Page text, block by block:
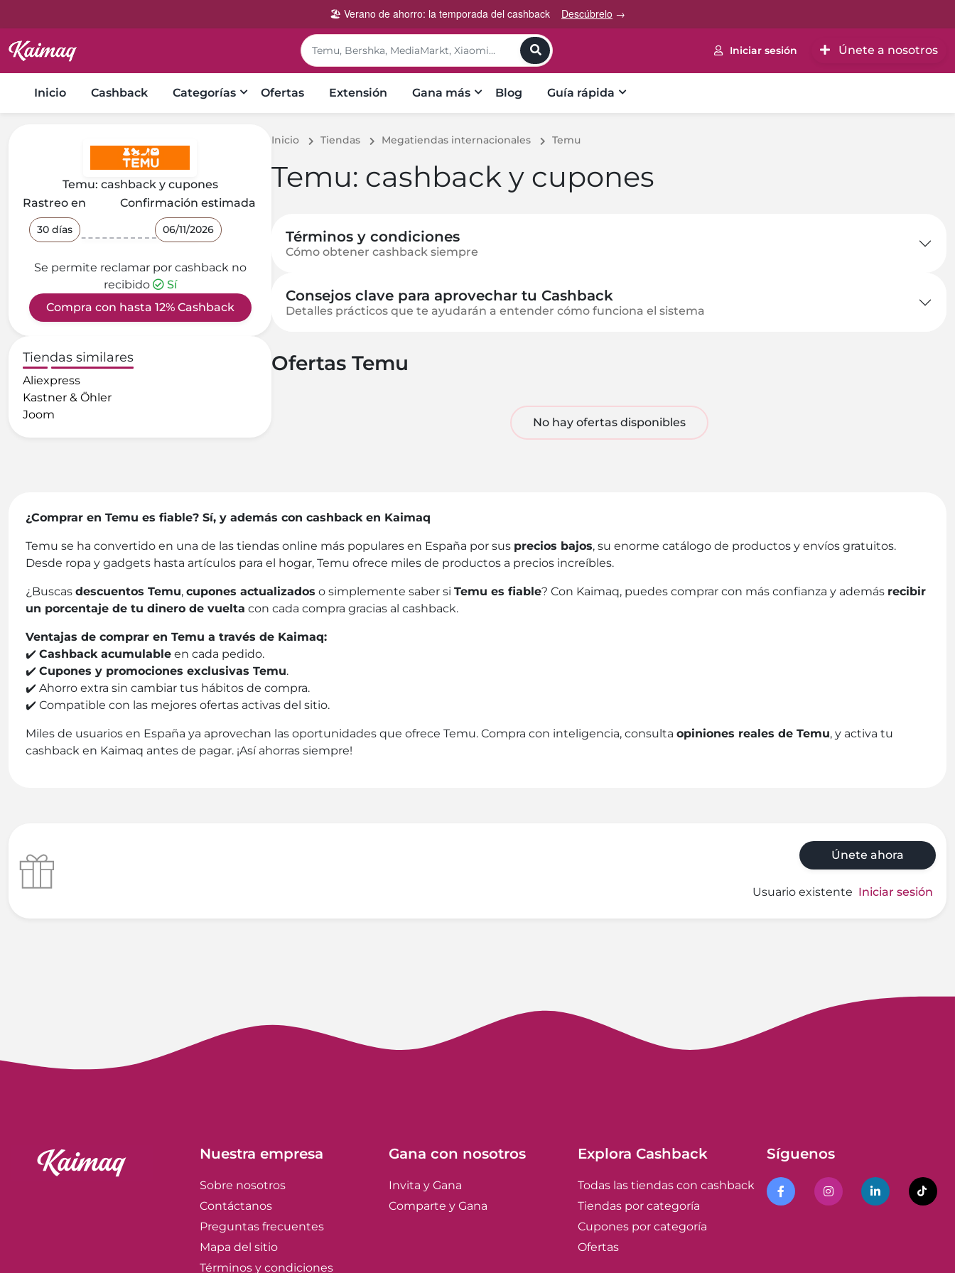
🏖️ Verano de ahorro: la temporada del cashback Descúbrelo →
toggle Iniciar sesión Únete a nosotros
Inicio Cashback Categorías Ofertas Extensión Gana más Blog Guía rápida
Temu: cashback y cupones
Rastreo en
30 días
Confirmación estimada
06/11/2026
Se permite reclamar por cashback no
recibido
Sí
Compra con hasta 12% Cashback
Tiendas similares
Aliexpress
Kastner & Öhler
Joom
Inicio Tiendas Megatiendas internacionales Temu
Temu: cashback y cupones
Términos y condiciones
Cómo obtener cashback siempre
Consejos clave para aprovechar tu Cashback
Detalles prácticos que te ayudarán a entender cómo funciona el sistema
Ofertas Temu
No hay ofertas disponibles
¿Comprar en Temu es fiable? Sí, y además con cashback en Kaimaq
Temu se ha convertido en una de las tiendas online más populares en España por sus precios bajos, su enorme catálogo de productos y envíos gratuitos.
Desde ropa y gadgets hasta artículos para el hogar, Temu ofrece miles de productos a precios increíbles.
¿Buscas descuentos Temu, cupones actualizados o simplemente saber si Temu es fiable? Con Kaimaq, puedes comprar con más confianza y además recibir
un porcentaje de tu dinero de vuelta con cada compra gracias al cashback.
Ventajas de comprar en Temu a través de Kaimaq:
✔️ Cashback acumulable en cada pedido.
✔️ Cupones y promociones exclusivas Temu.
✔️ Ahorro extra sin cambiar tus hábitos de compra.
✔️ Compatible con las mejores ofertas activas del sitio.
Miles de usuarios en España ya aprovechan las oportunidades que ofrece Temu. Compra con inteligencia, consulta opiniones reales de Temu, y activa tu
cashback en Kaimaq antes de pagar. ¡Así ahorras siempre!
Únete ahora
Usuario existente Iniciar sesión
Nuestra empresa
Sobre nosotros
Contáctanos
Preguntas frecuentes
Mapa del sitio
Términos y condiciones
Gana con nosotros
Invita y Gana
Comparte y Gana
Explora Cashback
Todas las tiendas con cashback
Tiendas por categoría
Cupones por categoría
Ofertas
Síguenos